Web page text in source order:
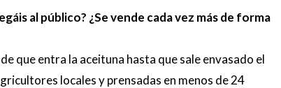
al público? ¿Se vende cada vez más de forma
que entra la aceituna hasta que sale envasado el
locales y prensadas en menos de 24